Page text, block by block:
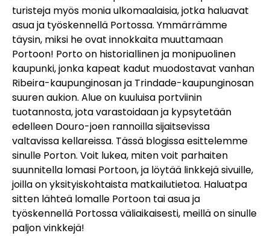
turisteja myös monia ulkomaalaisia, jotka haluavat
asua ja työskennellä Portossa. Ymmärrämme
täysin, miksi he ovat innokkaita muuttamaan
Portoon! Porto on historiallinen ja monipuolinen
kaupunki, jonka kapeat kadut muodostavat vanhan
Ribeira-kaupunginosan ja Trindade-kaupunginosan
suuren aukion. Alue on kuuluisa portviinin
tuotannosta, jota varastoidaan ja kypsytetään
edelleen Douro-joen rannoilla sijaitsevissa
valtavissa kellareissa. Tässä blogissa esittelemme
sinulle Porton. Voit lukea, miten voit parhaiten
suunnitella lomasi Portoon, ja löytää linkkejä sivuille,
joilla on yksityiskohtaista matkailutietoa. Haluatpa
sitten lähteä lomalle Portoon tai asua ja
työskennellä Portossa väliaikaisesti, meillä on sinulle
paljon vinkkejä!